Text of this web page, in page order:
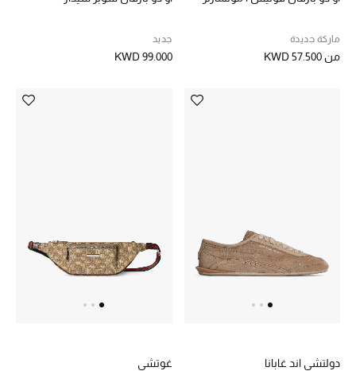
الشراشف
المجوهرات
عرض كل التنزيلات
ماركة جديدة
منKWD 57.500
جديد
KWD 99.000
دولتشي اند غابانا
غوتشي